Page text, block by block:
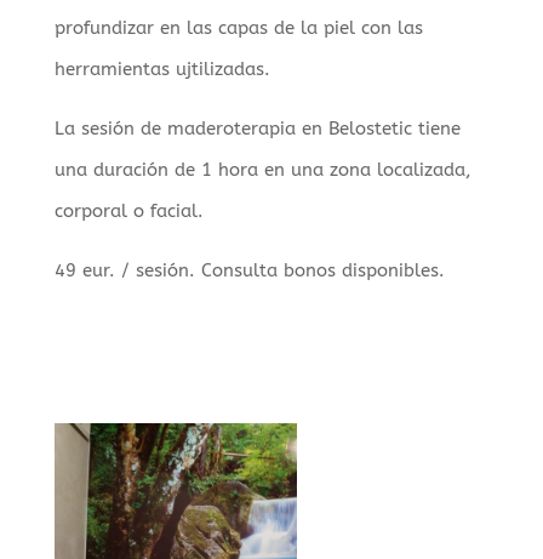
profundizar en las capas de la piel con las
herramientas ujtilizadas.
La sesión de maderoterapia en Belostetic tiene
una duración de 1 hora en una zona localizada,
corporal o facial.
49 eur. / sesión. Consulta bonos disponibles.